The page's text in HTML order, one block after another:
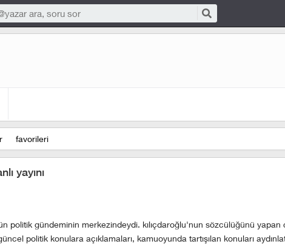
favorileri
yayını
politik gündeminin merkezindeydi. kılıçdaroğlu'nun sözcülüğünü yapan
politik konulara açıklamaları, kamuoyunda tartışılan konuları